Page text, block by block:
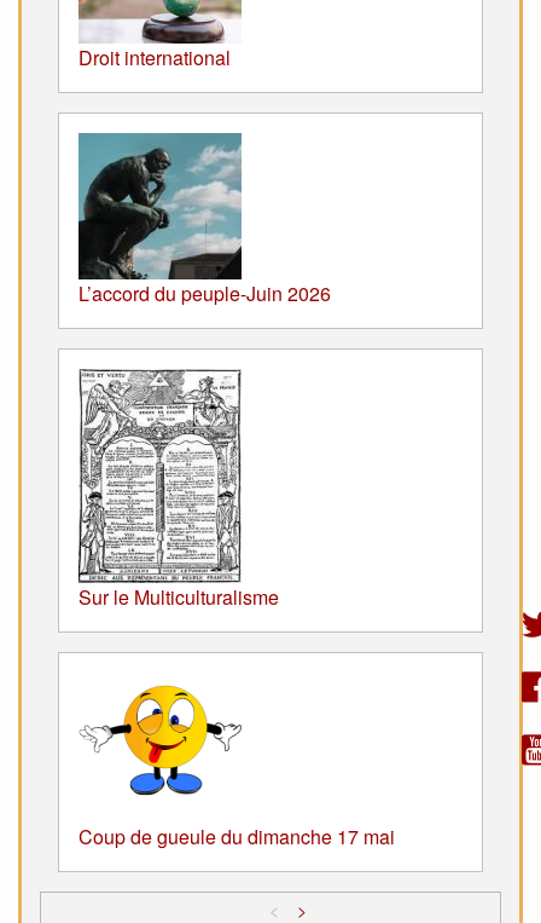
Droit international
L’accord du peuple-Juin 2026
Sur le Multiculturalisme
Coup de gueule du dimanche 17 mai
< >